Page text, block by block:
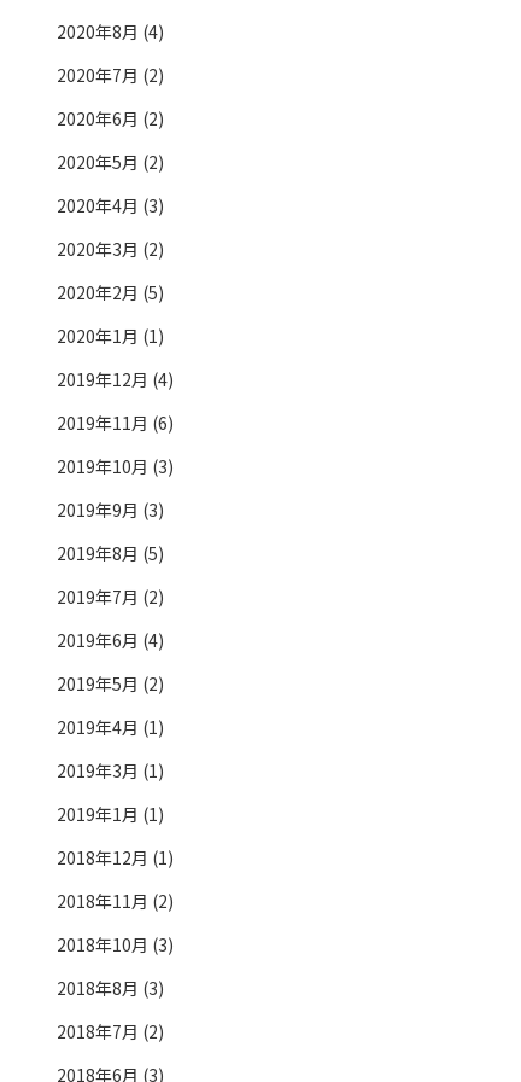
2020年8月 (4)
2020年7月 (2)
2020年6月 (2)
2020年5月 (2)
2020年4月 (3)
2020年3月 (2)
2020年2月 (5)
2020年1月 (1)
2019年12月 (4)
2019年11月 (6)
2019年10月 (3)
2019年9月 (3)
2019年8月 (5)
2019年7月 (2)
2019年6月 (4)
2019年5月 (2)
2019年4月 (1)
2019年3月 (1)
2019年1月 (1)
2018年12月 (1)
2018年11月 (2)
2018年10月 (3)
2018年8月 (3)
2018年7月 (2)
2018年6月 (3)